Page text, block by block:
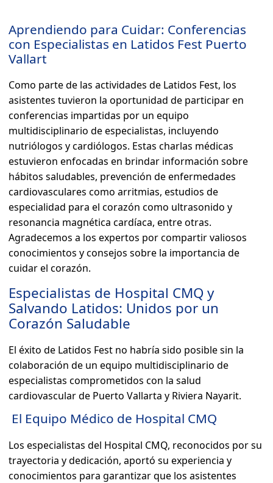
Aprendiendo para Cuidar: Conferencias
con Especialistas en Latidos Fest Puerto
Vallart
Como parte de las actividades de Latidos Fest, los
asistentes tuvieron la oportunidad de participar en
conferencias impartidas por un equipo
multidisciplinario de especialistas, incluyendo
nutriólogos y cardiólogos. Estas charlas médicas
estuvieron enfocadas en brindar información sobre
hábitos saludables, prevención de enfermedades
cardiovasculares como arritmias, estudios de
especialidad para el corazón como ultrasonido y
resonancia magnética cardíaca, entre otras.
Agradecemos a los expertos por compartir valiosos
conocimientos y consejos sobre la importancia de
cuidar el corazón.
Especialistas de Hospital CMQ y
Salvando Latidos: Unidos por un
Corazón Saludable
El éxito de Latidos Fest no habría sido posible sin la
colaboración de un equipo multidisciplinario de
especialistas comprometidos con la salud
cardiovascular de Puerto Vallarta y Riviera Nayarit.
El Equipo Médico de Hospital CMQ
Los especialistas del Hospital CMQ, reconocidos por su
trayectoria y dedicación, aportó su experiencia y
conocimientos para garantizar que los asistentes